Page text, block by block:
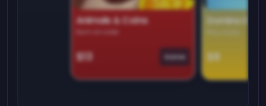
Animals & Coins
Earn on side
$13 Game
Domino
$9